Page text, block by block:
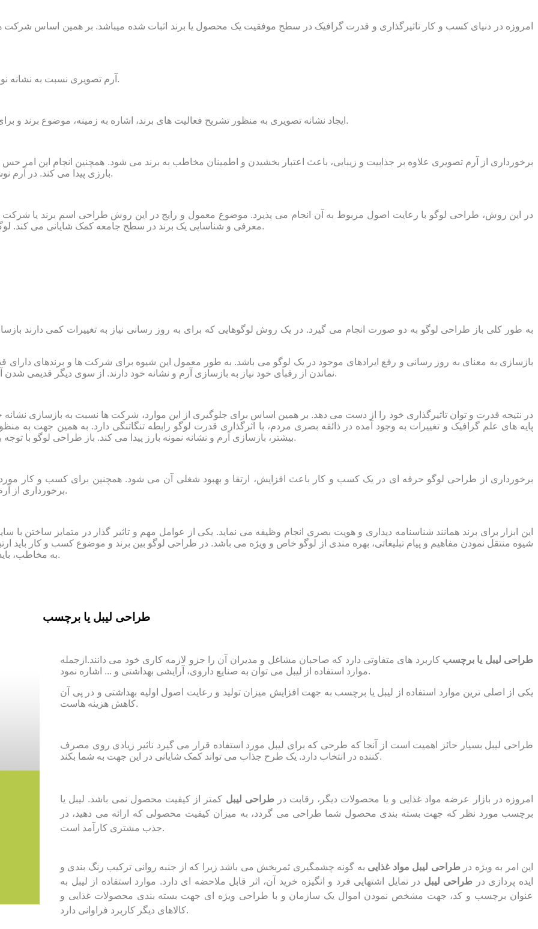
امروزه در دنیای کسب و کار تاثیرگذاری و قدرت گرافیک در سطح موفقیت یک محصول یا برند اثبات شده میباشد. بر همین اساس شرکت
آرم تصویری نسبت به نشانه نوشتاری، تاثیرگذاری بیشتری بر روی مخاطب از خود بر جای می گذارد.
ایجاد نشانه تصویری به منظور تشریح فعالیت های برند، اشاره به زمینه، موضوع برند و برای نمایان ساختن هویت فلسفی و استراتژی کسب و کار ارائه می گردد.
برخورداری از آرم تصویری علاوه بر جذابیت و زیبایی، باعث اعتبار بخشیدن و اطمینان مخاطب به برند می شود. همچنین انجام این امر
بارزی پیدا می کند. در آرم نوشتاری با استفاده از ابزار گرافیک، نام فرد یا شرکت طراحی می گردد.
در این روش، طراحی لوگو با رعایت اصول مربوط به آن انجام می پذیرد. موضوع معمول و رایج در این روش طراحی اسم برند یا شرکت ها
معرفی و شناسایی یک برند در سطح جامعه کمک شایانی می کند. لوگوی ترکیبی نیز از تلفیق آرم نوشتاری و نشانه تصویری شکل می گیرد.
به طور کلی باز طراحی لوگو به دو صورت انجام می گیرد. در یک روش لوگوهایی که برای به روز رسانی نیاز به تغییرات کمی دارند
بازسازی به معنای به روز رسانی و رفع ایرادهای موجود در یک لوگو می باشد. به طور معمول این شیوه برای شرکت ها و برندهای
نماندن از رقبای خود نیاز به بازسازی آرم و نشانه خود دارند. از سوی دیگر قدیمی شدن آرم سبب می گردد که مخاطب نتواند ارتباط درستی با آن برقرار نماید.
در نتیجه قدرت و توان تاثیرگذاری خود را از دست می دهد. بر همین اساس برای جلوگیری از این موارد، شرکت ها نسبت به بازسازی
پایه های علم گرافیک و تغییرات به وجود آمده در ذائقه بصری مردم، با اثرگذاری قدرت لوگو رابطه تنگاتنگی دارد. به همین جهت به
بیشتر، بازسازی آرم و نشانه نمونه بارز پیدا می کند. باز طراحی لوگو با توجه به استراتژی کسب و کار و ماهیت آن به روز رسانی و اصلاح می گردد.
برخورداری از طراحی لوگو حرفه ای در یک کسب و کار باعث افزایش، ارتقا و بهبود شغلی آن می شود. همچنین برای کسب و کار
برخورداری از آرم حرفه ای، در جذب و جلب نظر مشتری بسیار موثر و تاثیرگذار است.
این ابزار برای برند همانند شناسنامه دیداری و هویت بصری انجام وظیفه می نماید. یکی از عوامل مهم و تاثیر گذار در متمایز ساختن با
شیوه منتقل نمودن مفاهیم و پیام تبلیغاتی، بهره‌ مندی از لوگو خاص و ویژه می باشد. در طراحی لوگو بین برند و موضوع کسب و کار باید
به مخاطب، باید میان خصوصیات و مفهوم برند همخوانی مورد نظر وجود داشته باشد.
طراحی لیبل یا برچسب
طراحی لیبل یا برچسب کاربرد های متفاوتی دارد که صاحبان مشاغل و مدیران آن را جزو لازمه کاری خود می دانند.ازجمله
موارد استفاده از لیبل می توان به صنایع داروی، آرایشی بهداشتی و ... اشاره نمود.
یکی از اصلی ترین موارد استفاده از لیبل یا برچسب به جهت افزایش میزان تولید و رعایت اصول اولیه بهداشتی و در پی آن
کاهش هزینه هاست.
طراحی لیبل بسیار حائز اهمیت است از آنجا که طرحی که برای لیبل مورد استفاده قرار می گیرد ناثیر زیادی روی مصرف
کننده در انتخاب دارد. یک طرح جذاب می تواند کمک شایانی در این جهت به شما بکند.
امروزه در بازار عرضه مواد غذایی و یا محصولات دیگر، رقابت درطراحی لیبل کمتر از کیفیت محصول نمی باشد. لیبل یا
برچسب مورد نظر که جهت بسته بندی محصول شما طراحی می گردد، به میزان کیفیت محصولی که ارائه می دهید، در
جذب مشتری کارآمد است.
این امر به ویژه درطراحی لیبل مواد غذایی به گونه چشمگیری ثمربخش می باشد زیرا که از جنبه روانی ترکیب رنگ بندی و
ایده پردازی در طراحی لیبل در تمایل اشتهایی فرد و انگیزه خرید آن، اثر قابل ملاحضه ای دارد. موارد استفاده از لیبل به
عنوان برچسب و کد، جهت مشخص نمودن اموال یک سازمان و با طراحی ویژه ای جهت بسته بندی محصولات غذایی و
کالاهای دیگر کاربرد فراوانی دارد.